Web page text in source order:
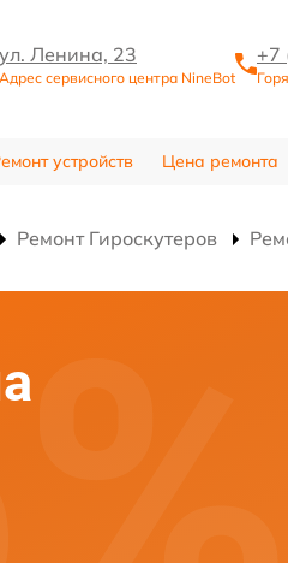
ул. Ленина, 23
Адрес сервисного центра NineBot
+7
устройств Цена ремонта
Ремонт Гироскутеров